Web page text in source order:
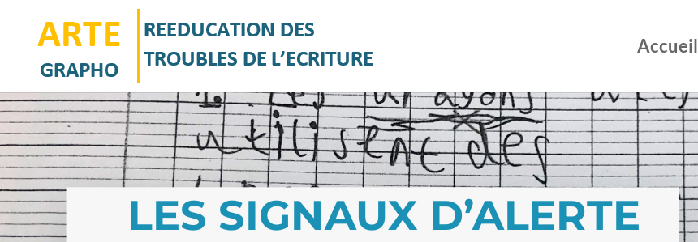
Accueil
LES SIGNAUX D’ALERTE